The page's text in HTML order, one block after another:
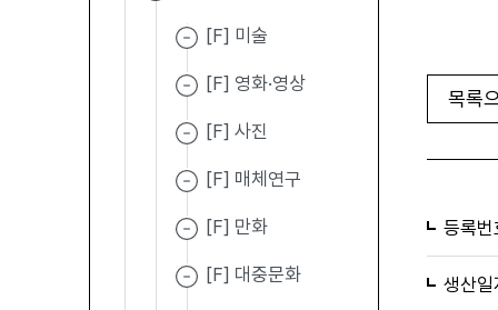
[F] 미술
[F] 영화·영상
[F] 사진
[F] 매체연구
[F] 만화
[F] 대중문화
목록
등록번
생산일